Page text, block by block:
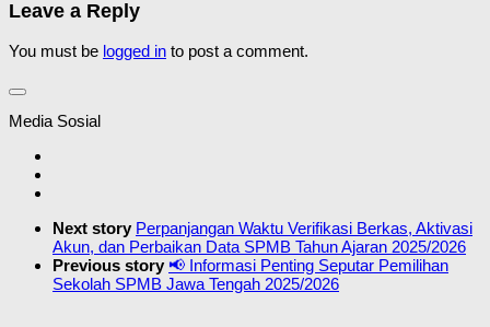
Leave a Reply
You must be logged in to post a comment.
Media Sosial
Next story Perpanjangan Waktu Verifikasi Berkas, Aktivasi
Akun, dan Perbaikan Data SPMB Tahun Ajaran 2025/2026
Previous story 📢 Informasi Penting Seputar Pemilihan
Sekolah SPMB Jawa Tengah 2025/2026